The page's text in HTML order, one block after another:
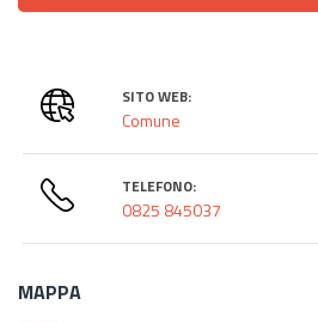
SITO WEB:
Comune
TELEFONO:
0825 845037
MAPPA